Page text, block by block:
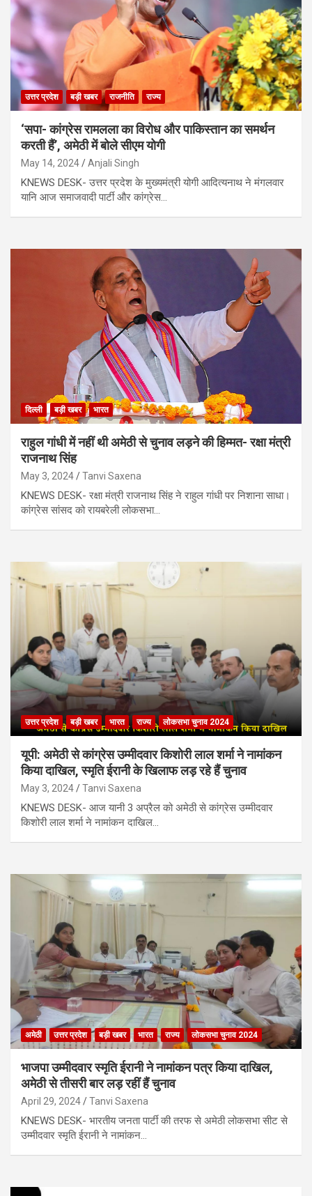
उत्तर प्रदेश बड़ी खबर राजनीति राज्य
‘सपा- कांग्रेस रामलला का विरोध और पाकिस्तान का समर्थन
करती हैं’, अमेठी में बोले सीएम योगी
May 14, 2024 Anjali Singh
KNEWS DESK- उत्तर प्रदेश के मुख्यमंत्री योगी आदित्यनाथ ने मंगलवार
यानि आज समाजवादी पार्टी और कांग्रेस…
दिल्ली बड़ी खबर भारत
राहुल गांधी में नहीं थी अमेठी से चुनाव लड़ने की हिम्मत- रक्षा मंत्री
राजनाथ सिंह
May 3, 2024 Tanvi Saxena
KNEWS DESK- रक्षा मंत्री राजनाथ सिंह ने राहुल गांधी पर निशाना साधा।
कांग्रेस सांसद को रायबरेली लोकसभा…
उत्तर प्रदेश बड़ी खबर भारत राज्य लोकसभा चुनाव 2024
यूपी: अमेठी से कांग्रेस उम्मीदवार किशोरी लाल शर्मा ने नामांकन
किया दाखिल, स्मृति ईरानी के खिलाफ लड़ रहे हैं चुनाव
May 3, 2024 Tanvi Saxena
KNEWS DESK- आज यानी 3 अप्रैल को अमेठी से कांग्रेस उम्मीदवार
किशोरी लाल शर्मा ने नामांकन दाखिल…
अमेठी उत्तर प्रदेश बड़ी खबर भारत राज्य लोकसभा चुनाव 2024
भाजपा उम्मीदवार स्मृति ईरानी ने नामांकन पत्र किया दाखिल,
अमेठी से तीसरी बार लड़ रहीं हैं चुनाव
April 29, 2024 Tanvi Saxena
KNEWS DESK- भारतीय जनता पार्टी की तरफ से अमेठी लोकसभा सीट से
उम्मीदवार स्मृति ईरानी ने नामांकन…